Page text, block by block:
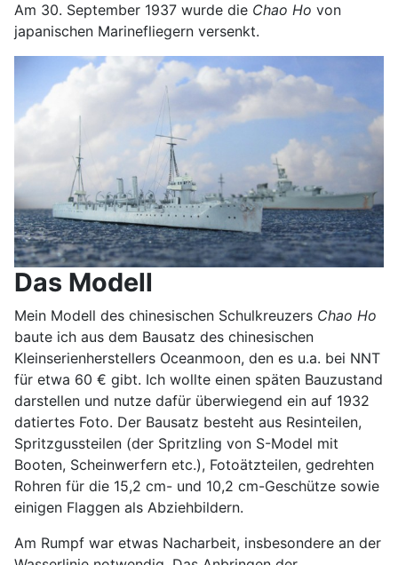
Am 30. September 1937 wurde die Chao Ho von
japanischen Marinefliegern versenkt.
Das Modell
Mein Modell des chinesischen Schulkreuzers Chao Ho
baute ich aus dem Bausatz des chinesischen
Kleinserienherstellers Oceanmoon, den es u.a. bei NNT
für etwa 60 € gibt. Ich wollte einen späten Bauzustand
darstellen und nutze dafür überwiegend ein auf 1932
datiertes Foto. Der Bausatz besteht aus Resinteilen,
Spritzgussteilen (der Spritzling von S-Model mit
Booten, Scheinwerfern etc.), Fotoätzteilen, gedrehten
Rohren für die 15,2 cm- und 10,2 cm-Geschütze sowie
einigen Flaggen als Abziehbildern.
Am Rumpf war etwas Nacharbeit, insbesondere an der